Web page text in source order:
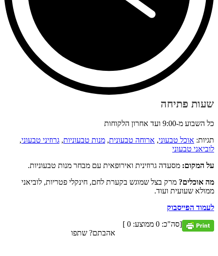
שעות פתיחה
כל השבוע מ-9:00 ועד אחרון הלקוחות
תגיות: אוכל טבעוני, ארוחה טבעונית, מנות טבעוניות, גרוזיני טבעוני,
לוביאני טבעוני
על המקום: מסעדה גרוזינית ואירופאית עם מבחר מנות טבעוניות.
מה אוכלים? מרק בצל שמוגש בקערת לחם, חינקלי פטריות, לוביאני
ממולא שעועית ועוד.
לעמוד הפייסבוק
[סה"כ: 0 ממוצע: 0
]
אהבתם? שתפו